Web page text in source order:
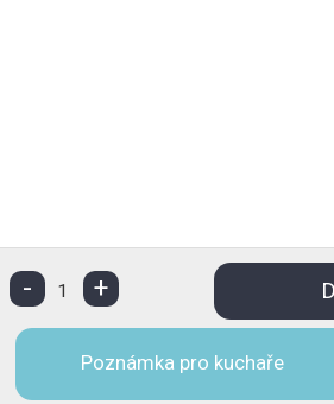
- 1 +
Poznámka pro kuchaře